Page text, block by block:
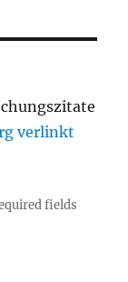
verlinkt
fields